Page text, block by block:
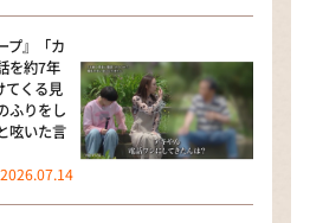
プ』「カ
を約7年
てくる見
ふりをし
呟いた言
2026.07.14